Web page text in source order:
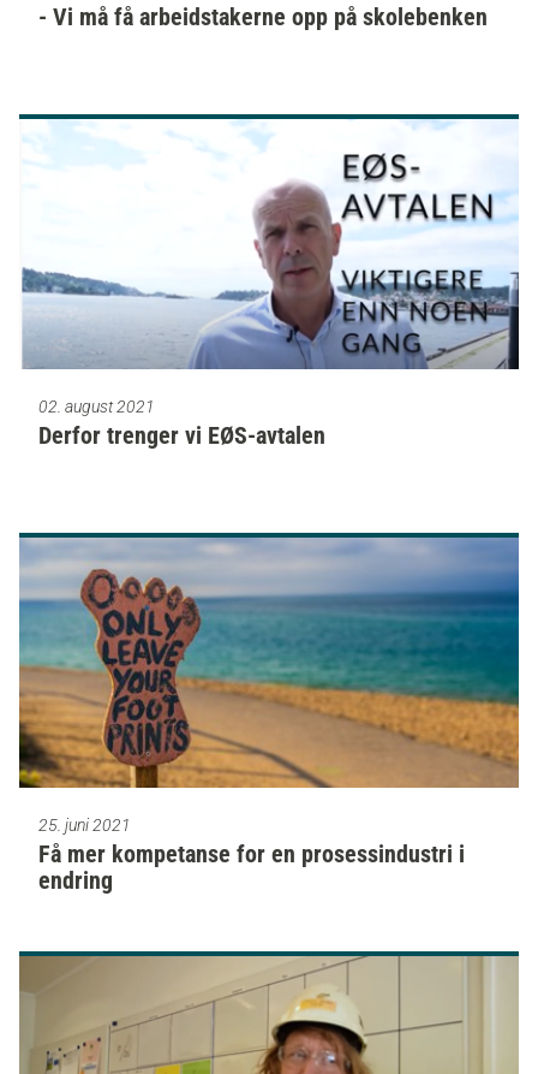
- Vi må få arbeidstakerne opp på skolebenken
02. august 2021
Derfor trenger vi EØS-avtalen
25. juni 2021
Få mer kompetanse for en prosessindustri i
endring